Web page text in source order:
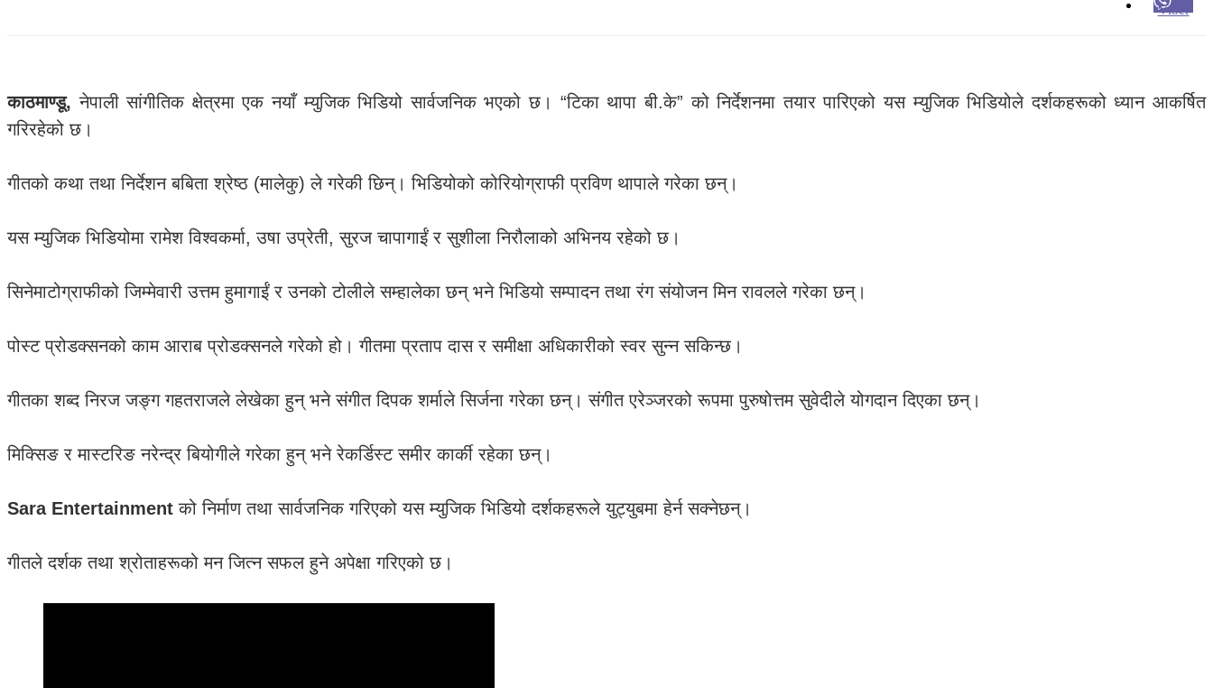
Viber
काठमाण्डू, नेपाली सांगीतिक क्षेत्रमा एक नयाँ म्युजिक भिडियो सार्वजनिक भएको छ। “टिका थापा बी.के” को निर्देशनमा तयार पारिएको यस म्युजिक भिडियोले दर्शकहरूको ध्यान आकर्षित
गरिरहेको छ।
गीतको कथा तथा निर्देशन बबिता श्रेष्ठ (मालेकु) ले गरेकी छिन्। भिडियोको कोरियोग्राफी प्रविण थापाले गरेका छन्।
यस म्युजिक भिडियोमा रामेश विश्वकर्मा, उषा उप्रेती, सुरज चापागाईं र सुशीला निरौलाको अभिनय रहेको छ।
सिनेमाटोग्राफीको जिम्मेवारी उत्तम हुमागाईं र उनको टोलीले सम्हालेका छन् भने भिडियो सम्पादन तथा रंग संयोजन मिन रावलले गरेका छन्।
पोस्ट प्रोडक्सनको काम आराब प्रोडक्सनले गरेको हो। गीतमा प्रताप दास र समीक्षा अधिकारीको स्वर सुन्न सकिन्छ।
गीतका शब्द निरज जङ्ग गहतराजले लेखेका हुन् भने संगीत दिपक शर्माले सिर्जना गरेका छन्। संगीत एरेञ्जरको रूपमा पुरुषोत्तम सुवेदीले योगदान दिएका छन्।
मिक्सिङ र मास्टरिङ नरेन्द्र बियोगीले गरेका हुन् भने रेकर्डिस्ट समीर कार्की रहेका छन्।
Sara Entertainment को निर्माण तथा सार्वजनिक गरिएको यस म्युजिक भिडियो दर्शकहरूले युट्युबमा हेर्न सक्नेछन्।
गीतले दर्शक तथा श्रोताहरूको मन जित्न सफल हुने अपेक्षा गरिएको छ।